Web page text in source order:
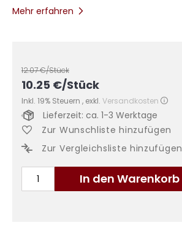
Mehr erfahren
12.07€/Stück
10.25 €/Stück
Inkl. 19% Steuern , exkl. Versandkosten
In den Warenkorb
Lieferzeit: ca. 1-3 Werktage
Zur Wunschliste hinzufügen
Zur Vergleichsliste hinzufügen